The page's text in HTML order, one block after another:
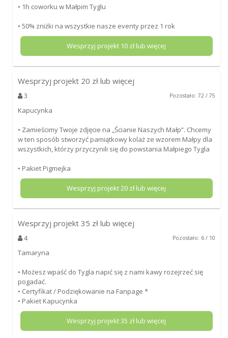
• 1h coworku w Małpim Tyglu
• 50% zniżki na wszystkie nasze eventy przez 1 rok
Wesprzyj projekt 10 zł lub więcej
Wesprzyj projekt 20 zł lub więcej
3 Pozostało: 72 / 75
Kapucynka
• Zamieścimy Twoje zdjęcie na „Ścianie Naszych Małp”. Chcemy
w ten sposób stworzyć pamiątkowy kolaż ze wzorem Małpy dla
wszystkich, którzy przyczynili się do powstania Małpiego Tygla
• Pakiet Pigmejka
Wesprzyj projekt20 zł lub więcej
Wesprzyj projekt 35 zł lub więcej
4 Pozostało: 6 / 10
Tamaryna
• Możesz wpaść do Tygla napić się z nami kawy rozejrzeć się
pogadać.
• Certyfikat / Podziękowanie na Fanpage *
• Pakiet Kapucynka
Wesprzyj projekt35 zł lub więcej